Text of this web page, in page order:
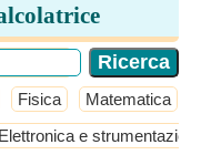
Fisica Matematica
Elettronica e